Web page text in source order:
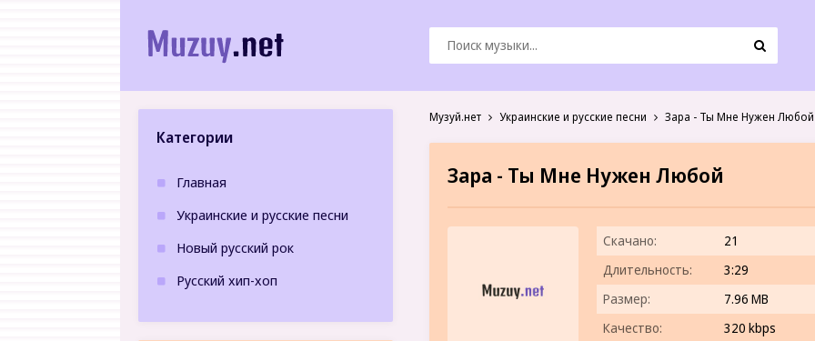
Категории
Главная
Украинские и русские песни
Новый русский рок
Русский хип-хоп
Музуй.нет Украинские и русские песни Зара - Ты Мне Нужен Любой
Зара - Ты Мне Нужен Любой
Скачано:
21
Длительность:
3:29
Размер:
7.96 MB
Качество:
320 kbps